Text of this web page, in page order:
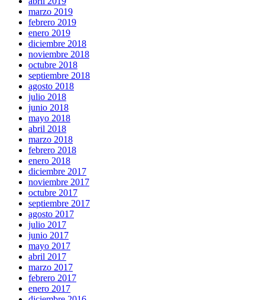
marzo 2019
febrero 2019
enero 2019
diciembre 2018
noviembre 2018
octubre 2018
septiembre 2018
agosto 2018
julio 2018
junio 2018
mayo 2018
abril 2018
marzo 2018
febrero 2018
enero 2018
diciembre 2017
noviembre 2017
octubre 2017
septiembre 2017
agosto 2017
julio 2017
junio 2017
mayo 2017
abril 2017
marzo 2017
febrero 2017
enero 2017